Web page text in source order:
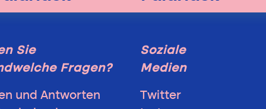
Sie
Fragen?
und Antworten
Soziale
Medien
Twitter